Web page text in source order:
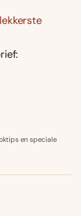
en speciale